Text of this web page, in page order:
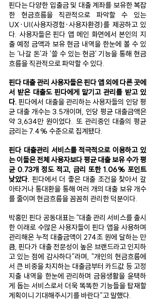
핀다는 다양한 입출금 및 대출 계좌를 보유한 복잡
한 현금흐름을 직관적으로 파악할 수 있는
UX·UI(사용자경험·사용자환경)를 제공하고 있
다. 사용자들은 핀다 앱 메인 화면에서 본인의 지
출 예정 금액과 보유 현금 내역을 한눈에 볼 수 있
는 ‘나갈 돈’과 ‘쓸 수 있는 현금’ 기능을 통해 현금
흐름을 직관적으로 파악할 수 있다.
핀다 대출 관리 사용자들은 핀다 앱 외에 다른 곳에
서 받은 대출도 핀다에게 맡기고 관리를 받고 있
다. 핀다에서 대출을 관리하는 사용자들의 인당 평
균 대출 개수는 3.5개이며, 인당 평균 대출금액은
약 3,634만 원이었다. 또 관리중인 대출의 평균
금리는 7.4% 수준으로 집계됐다.
핀다 대출관리 서비스를 적극적으로 이용하고 있
는 이들은 전체 사용자보다 평균 대출 보유 수가 평
균 0.73개 정도 적고, 금리 또한 1.06% 포인트
낮았다. 핀다에서 더 좋은 대출 조건을 찾아서 갈
아타거나 통대환을 통해 여러 개의 대출 보유 개수
를 줄이며 현금흐름을 꼼꼼히 관리한 덕분이다.
박홍민 핀다 공동대표는 “대출 관리 서비스를 출시
한 이래로 수많은 사용자들이 핀다 앱을 사용하며
관리해온 누적 대출금액이 274조 원에 달하는 만
큼, 핀다가 대출 전문성이 높은 브랜드라고 인지하
고 있는 점에 감사하다”라며, “개인의 현금흐름에
서 큰 비중을 차지하는 대출금부터 카드값 등 고정
지출 내역을 한눈에 관리하며 금융생활을 윤택하
게 돕는 서비스로서 더욱 똑똑한 기능들을 탑재할
계획이니 기대해주시기를 바란다”고 말했다.